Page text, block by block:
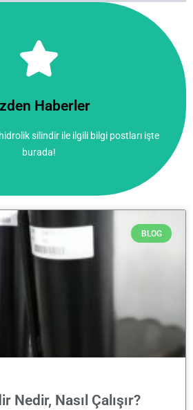
Haberler
silindir ile ilgili bilgi postları işte
burada!
Haberler
burada!
Tıkla!
BLOG
Nedir, Nasıl Çalışır?